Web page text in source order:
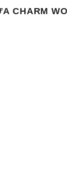
CHARM